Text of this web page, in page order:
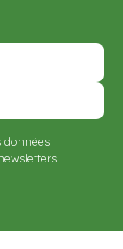
données